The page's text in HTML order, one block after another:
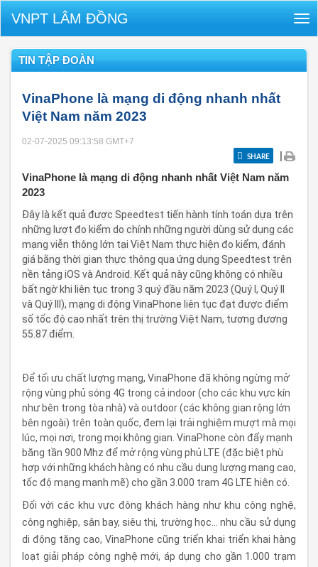
VNPT LÂM ĐỒNG
TIN TẬP ĐOÀN
VinaPhone là mạng di động nhanh nhất
Việt Nam năm 2023
02-07-2025 09:13:58 GMT+7
SHARE
|
VinaPhone là mạng di động nhanh nhất Việt Nam năm
2023
Đây là kết quả được Speedtest tiến hành tính toán dựa trên
những lượt đo kiểm do chính những người dùng sử dụng các
mạng viễn thông lớn tại Việt Nam thực hiện đo kiểm, đánh
giá bằng thời gian thực thông qua ứng dụng Speedtest trên
nền tảng iOS và Android. Kết quả này cũng không có nhiều
bất ngờ khi liên tục trong 3 quý đầu năm 2023 (Quý I, Quý II
và Quý III), mạng di động VinaPhone liên tục đạt được điểm
số tốc độ cao nhất trên thị trường Việt Nam, tương đương
55.87 điểm.
Để tối ưu chất lượng mạng, VinaPhone đã không ngừng mở
rộng vùng phủ sóng 4G trong cả indoor (cho các khu vực kín
như bên trong tòa nhà) và outdoor (các không gian rộng lớn
bên ngoài) trên toàn quốc, đem lại trải nghiệm mượt mà mọi
lúc, mọi nơi, trong mọi không gian. VinaPhone còn đẩy mạnh
băng tần 900 Mhz để mở rộng vùng phủ LTE (đặc biệt phù
hợp với những khách hàng có nhu cầu dung lượng mạng cao,
tốc độ mạng mạnh mẽ) cho gần 3.000 trạm 4G LTE hiện có.
Đối với các khu vực đông khách hàng như khu công nghệ,
công nghiệp, sân bay, siêu thị, trường học… nhu cầu sử dụng
di động tăng cao, VinaPhone cũng triển khai triển khai hàng
loạt giải pháp công nghệ mới, áp dụng cho gần 1.000 trạm